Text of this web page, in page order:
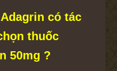
có tác
thuốc
50mg ?